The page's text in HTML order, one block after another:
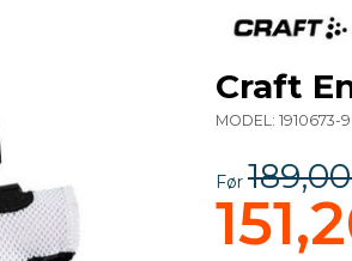
Craft
MODEL:
Før